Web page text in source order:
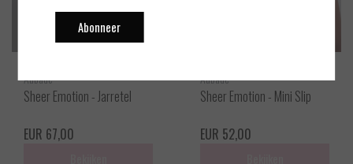
Aubade
Sheer Emotion - Jarretel
EUR 67,00
Aubade
Sheer Emotion - Mini Slip
EUR 52,00
Abonneer